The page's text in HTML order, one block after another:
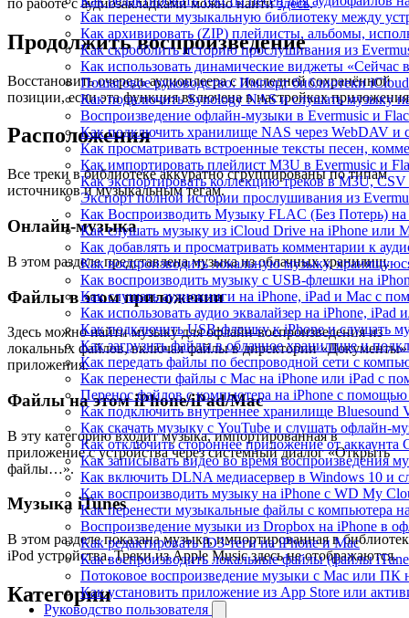
Как перенести музыкальную библиотеку между
Как архивировать (ZIP) плейлисты, альбомы,
Как скробблить историю прослушивания из
Как использовать динамические виджеты «Сейчас
Пошаговое руководство: Импорт библиотеки
Как подключить Synology NAS и слушать музыку
Воспроизведение офлайн-музыки в Evermusic и
Как подключить хранилище NAS через WebDAV и
Как просматривать встроенные тексты песен,
Как импортировать плейлист M3U в Evermusic и
Как экспортировать коллекцию треков в M3U,
Экспорт полной истории прослушивания из
Как Воспроизводить Музыку FLAC (Без Потерь)
Как слушать музыку из iCloud Drive на iPhone или
Как добавлять и просматривать комментарии к
Как воспроизводить локальную музыку,
Как воспроизводить музыку с USB-флешки на
Как слушать аудиокниги на iPhone, iPad и Mac с
Как использовать аудио эквалайзер на iPhone, iPad
Как подключить USB-флешку к iPhone и слушать
Как загрузить файлы в облачное хранилище и
Как передать файлы по беспроводной сети с
Как перенести файлы с Mac на iPhone или iPad с
Перенос файлов с компьютера на iPhone с
Как подключить внутреннее хранилище Bluesound
Как скачать музыку с YouTube и слушать офлайн-
Как отключить стороннее приложение от аккаунта
Как записывать видео во время воспроизведения
Как включить DLNA медиасервер в Windows 10 и
Как воспроизводить музыку на iPhone с WD My
Как перенести музыкальные файлы с компьютера
Воспроизведение музыки из Dropbox на iPhone в
Как редактировать ID3-теги на iPhone и Mac
Как воспроизводить локальные файлы (файлы
Потоковое воспроизведение музыки с Mac или ПК
Как установить приложение из App Store или
Руководство пользователя
Продолжить воспроизведение
Восстановить очередь аудиоплеера с последней сохранённой
позиции, если эта функция включена в настройках
Расположения
Все треки в библиотеке аккуратно сгруппированы по типам
источников и музыкальным тегам.
Онлайн-музыка
В этом разделе представлена музыка из облачных хранилищ.
Файлы в этом приложении
Здесь можно найти музыку для офлайн-воспроизведения из
локальных файлов, включая файлы в директории «Документы»
приложения.
Файлы на этом iPhone/iPad/Mac
В эту категорию входит музыка, импортированная в
приложение с устройства через системный диалог «Открыть
файлы…».
Музыка iTunes
В этом разделе показана музыка, импортированная в
iPod устройства. Треки из Apple Music здесь не отображаются.
Категории